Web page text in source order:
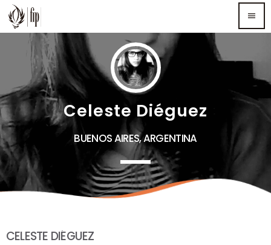
menu
TOP READING
Sorry, there is nothing for the moment.
MOST UPVOTEDCeleste Diéguez
BUENOS AIRES, ARGENTINA
CELESTE DIÉGUEZ